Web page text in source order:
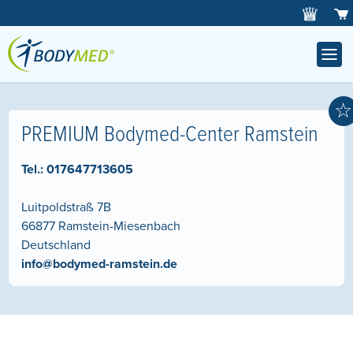
☆
PREMIUM Bodymed-Center Ramstein
Tel.:017647713605
Luitpoldstraß 7B
66877 Ramstein-Miesenbach
Deutschland
info@bodymed-ramstein.de